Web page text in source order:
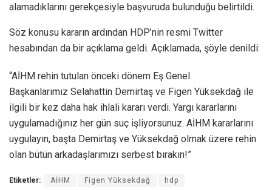
alamadıklarını gerekçesiyle başvuruda bulunduğu belirtildi.
Söz konusu kararın ardından HDP’nin resmi Twitter
hesabından da bir açıklama geldi. Açıklamada, şöyle denildi:
“AİHM rehin tutulan önceki dönem Eş Genel
Başkanlarımız Selahattin Demirtaş ve Figen Yüksekdağ ile
ilgili bir kez daha hak ihlali kararı verdi. Yargı kararlarını
uygulamadığınız her gün suç işliyorsunuz. AİHM kararlarını
uygulayın, başta Demirtaş ve Yüksekdağ olmak üzere rehin
olan bütün arkadaşlarımızı serbest bırakın!”
Etiketler: AİHM Figen Yüksekdağ hdp